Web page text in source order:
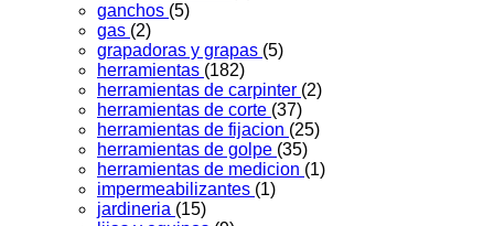
ganchos (5)
gas (2)
grapadoras y grapas (5)
herramientas (182)
herramientas de carpinter (2)
herramientas de corte (37)
herramientas de fijacion (25)
herramientas de golpe (35)
herramientas de medicion (1)
impermeabilizantes (1)
jardineria (15)